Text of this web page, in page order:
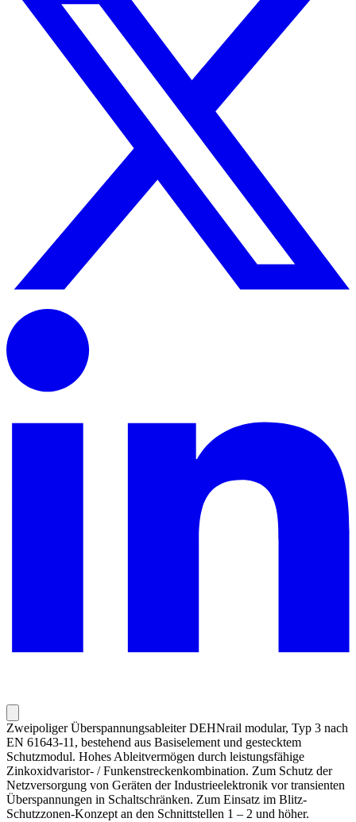
Zweipoliger Überspannungsableiter DEHNrail modular, Typ 3 nach
EN 61643-11, bestehend aus Basiselement und gestecktem
Schutzmodul. Hohes Ableitvermögen durch leistungsfähige
Zinkoxidvaristor- / Funkenstreckenkombination. Zum Schutz der
Netzversorgung von Geräten der Industrieelektronik vor transienten
Überspannungen in Schaltschränken. Zum Einsatz im Blitz-
Schutzzonen-Konzept an den Schnittstellen 1 – 2 und höher.